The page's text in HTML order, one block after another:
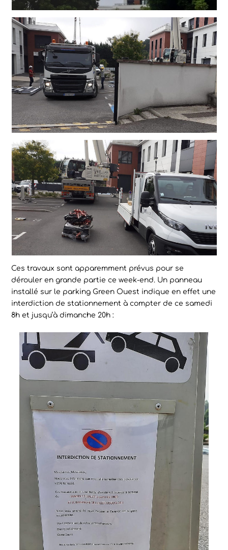
Ces travaux sont apparemment prévus pour se
dérouler en grande partie ce week-end. Un panneau
installé sur le parking Green Ouest indique en effet une
interdiction de stationnement à compter de ce samedi
8h et jusqu’à dimanche 20h :